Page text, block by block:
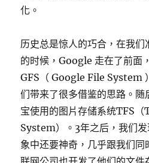
化。
历史总是惊人的巧合，在我
的时候，Google 走在了前面
GFS（ Google File System
们带来了很多借鉴的思路。随
宝使用的图片存储系统TFS
System）。3年之后，我们
象中还要神奇，几乎跟我们同